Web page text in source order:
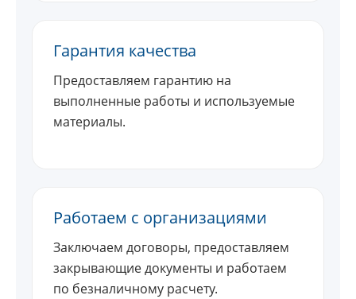
Гарантия качества
Предоставляем гарантию на
выполненные работы и используемые
материалы.
Работаем с организациями
Заключаем договоры, предоставляем
закрывающие документы и работаем
по безналичному расчету.